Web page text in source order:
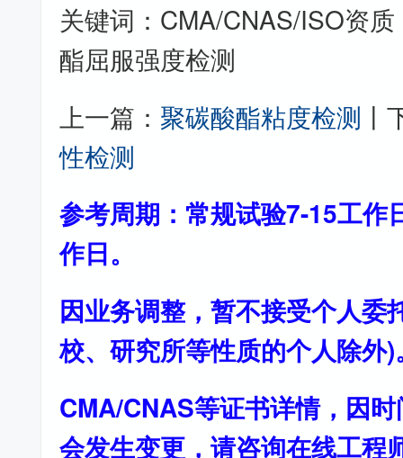
关键词：CMA/CNAS/ISO资
酯屈服强度检测
上一篇： 聚碳酸酯粘度检测 丨
性检测
参考周期：常规试验7-15工作
作日。
因业务调整，暂不接受个人委
校、研究所等性质的个人除外)
CMA/CNAS等证书详情，因
会发生变更，请咨询在线工程